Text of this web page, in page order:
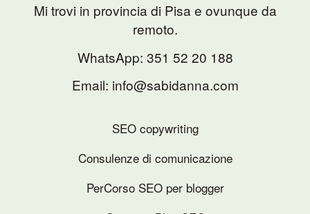
Mi trovi in provincia di Pisa e ovunque da
remoto.
WhatsApp: 351 52 20 188
Email: info@sabidanna.com
SEO copywriting
Consulenze di comunicazione
PerCorso SEO per blogger